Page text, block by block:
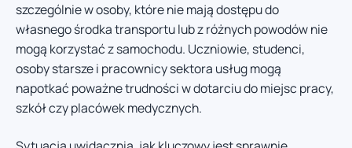
szczególnie w osoby, które nie mają dostępu do
własnego środka transportu lub z różnych powodów nie
mogą korzystać z samochodu. Uczniowie, studenci,
osoby starsze i pracownicy sektora usług mogą
napotkać poważne trudności w dotarciu do miejsc pracy,
szkół czy placówek medycznych.